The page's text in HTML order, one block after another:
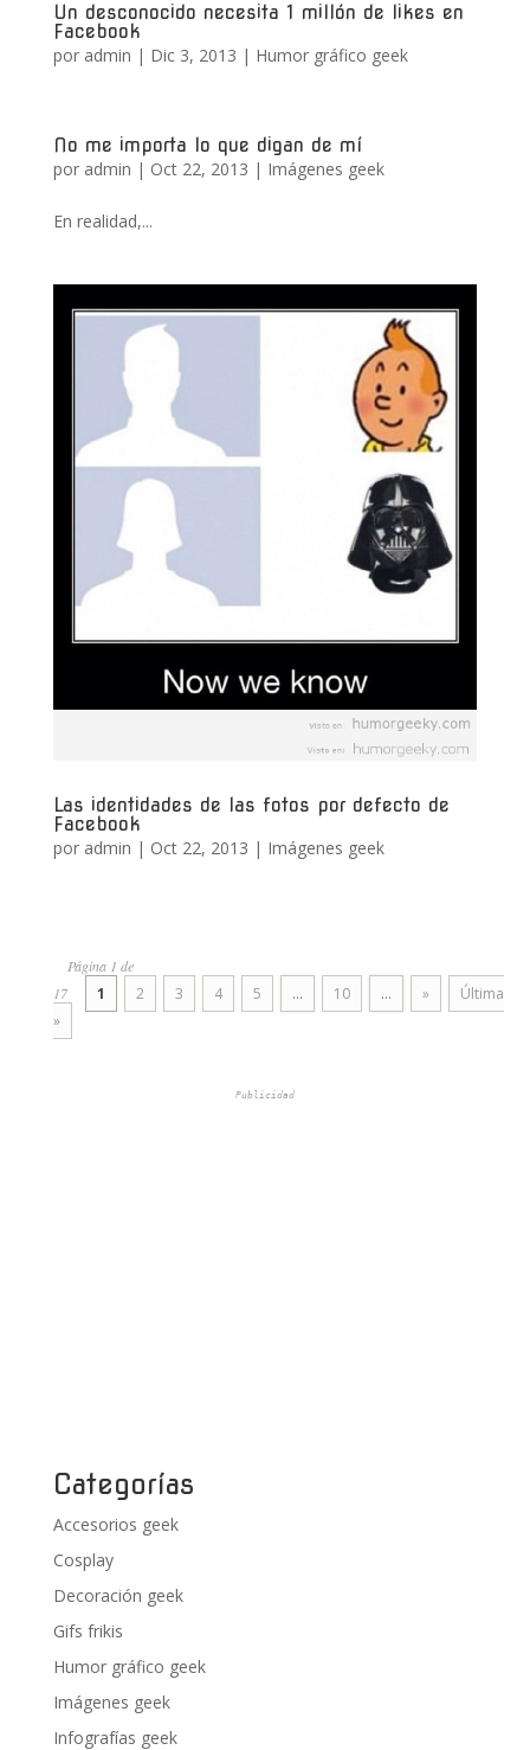
Un desconocido necesita 1 millón de likes en
Facebook
por admin | Dic 3, 2013 | Humor gráfico geek
No me importa lo que digan de mí
por admin | Oct 22, 2013 | Imágenes geek
En realidad,...
Las identidades de las fotos por defecto de
Facebook
por admin | Oct 22, 2013 | Imágenes geek
Página 1 de
17
1 2 3 4 5 ... 10 ... »
Última
»
Publicidad
Categorías
Accesorios geek
Cosplay
Decoración geek
Gifs frikis
Humor gráfico geek
Imágenes geek
Infografías geek